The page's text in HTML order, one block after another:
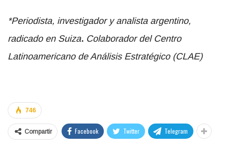
*Periodista, investigador y analista argentino,
radicado en Suiza. Colaborador del Centro
Latinoamericano de Análisis Estratégico (CLAE)
746
Compartir Facebook Twitter Telegram